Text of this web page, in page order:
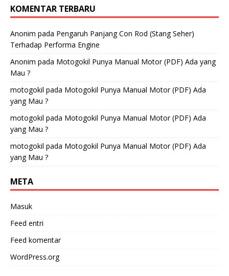
KOMENTAR TERBARU
Anonim pada Pengaruh Panjang Con Rod (Stang Seher)
Terhadap Performa Engine
Anonim pada Motogokil Punya Manual Motor (PDF) Ada yang
Mau ?
motogokil pada Motogokil Punya Manual Motor (PDF) Ada
yang Mau ?
motogokil pada Motogokil Punya Manual Motor (PDF) Ada
yang Mau ?
motogokil pada Motogokil Punya Manual Motor (PDF) Ada
yang Mau ?
META
Masuk
Feed entri
Feed komentar
WordPress.org